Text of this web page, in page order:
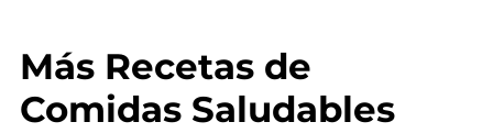
Más Recetas de
Comidas Saludables